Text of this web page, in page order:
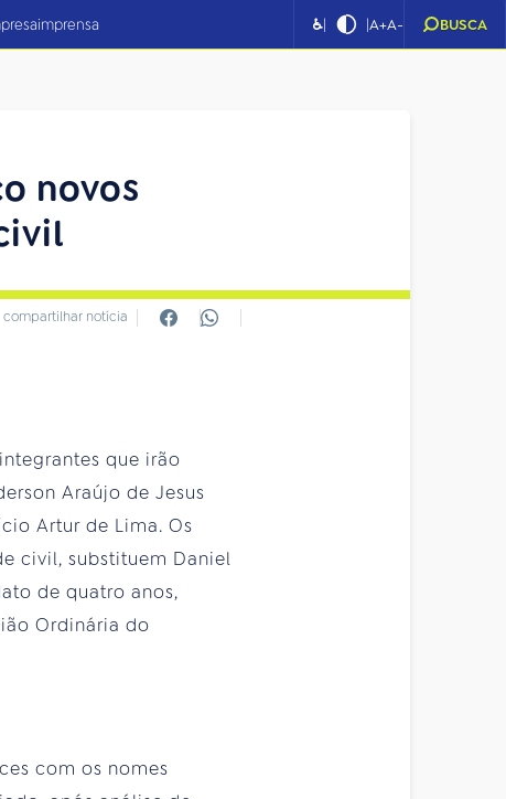
imprensa ♿| |A+A- BUSCA
novos
compartilhar notícia
que irão
Araújo de Jesus
Artur de Lima. Os
civil, substituem Daniel
de quatro anos,
Ordinária do
com os nomes